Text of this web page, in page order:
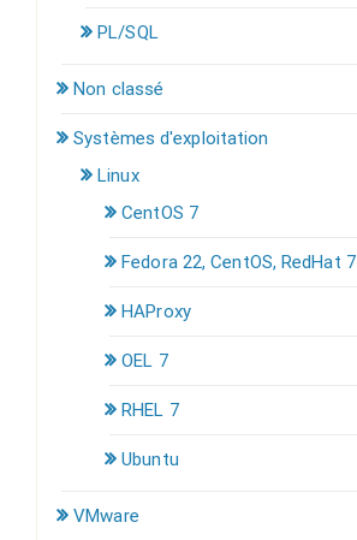
PL/SQL
Non classé
Systèmes d'exploitation
Linux
CentOS 7
Fedora 22, CentOS, RedHat 7
HAProxy
OEL 7
RHEL 7
Ubuntu
VMware